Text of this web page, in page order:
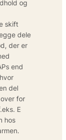
og
skift
dele
der er
end
del
for
E
hos